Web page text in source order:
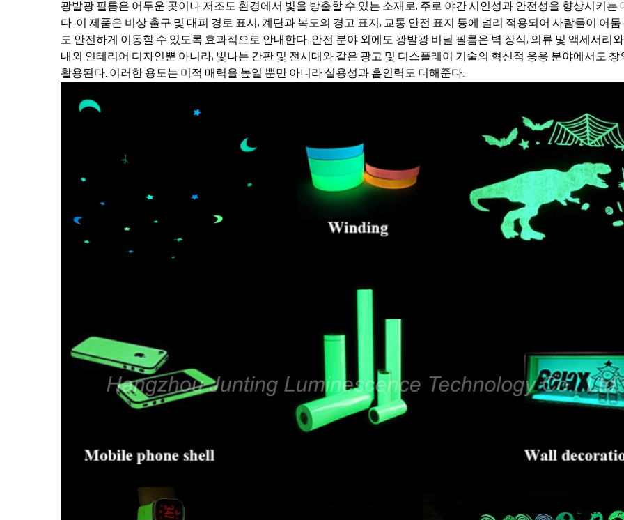
광발광 필름은 어두운 곳이나 저조도 환경에서 빛을 방출할 수 있는 소재로, 주로 야간 시인성과 안전성을 향상시키는
다. 이 제품은 비상 출구 및 대피 경로 표시, 계단과 복도의 경고 표지, 교통 안전 표지 등에 널리 적용되어 사람들이 어
도 안전하게 이동할 수 있도록 효과적으로 안내한다. 안전 분야 외에도 광발광 비닐 필름은 벽 장식, 의류 및 액세서리
내외 인테리어 디자인뿐 아니라, 빛나는 간판 및 전시대와 같은 광고 및 디스플레이 기술의 혁신적 응용 분야에서도 창
활용된다. 이러한 용도는 미적 매력을 높일 뿐만 아니라 실용성과 흡인력도 더해준다.